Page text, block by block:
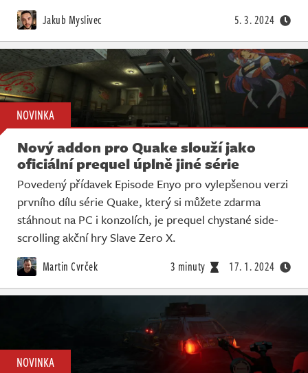
Jakub Myslivec 5. 3. 2024
NOVINKA
Nový addon pro Quake slouží jako
oficiální prequel úplně jiné série
Povedený přídavek Episode Enyo pro vylepšenou verzi
prvního dílu série Quake, který si můžete zdarma
stáhnout na PC i konzolích, je prequel chystané side-
scrolling akční hry Slave Zero X.
Martin Cvrček 3 minuty 17. 1. 2024
NOVINKA